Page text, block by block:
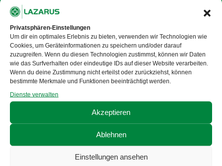
Privatsphären-Einstellungen
Um dir ein optimales Erlebnis zu bieten, verwenden wir Technologien wie
Cookies, um Geräteinformationen zu speichern und/oder darauf
zuzugreifen. Wenn du diesen Technologien zustimmst, können wir Daten
wie das Surfverhalten oder eindeutige IDs auf dieser Website verarbeiten.
Wenn du deine Zustimmung nicht erteilst oder zurückziehst, können
bestimmte Merkmale und Funktionen beeinträchtigt werden.
Dienste verwalten
Akzeptieren
Ablehnen
Einstellungen ansehen
Unsere Philosophie
Ansprechpartner
Stellenangebote
Aktuelles
Mitgliedschaft